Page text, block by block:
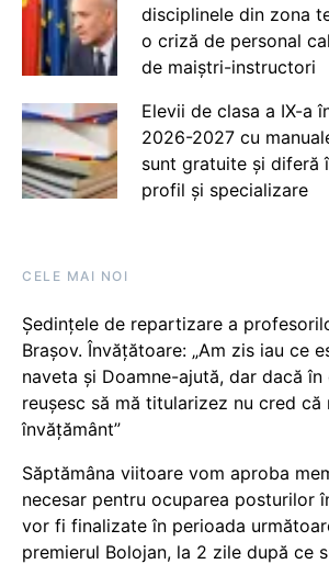
disciplinele din zona
o criză de personal
de maiștri-instructori
Elevii de clasa a IX-a
2026-2027 cu
sunt gratuite și diferă
profil și specializare
CELE MAI NOI
Ședințele de repartizare a
Brașov. Învățătoare: „Am zis iau ce
naveta și Doamne-ajută, dar dacă în
reușesc să mă titularizez nu cred că
învățământ”
Săptămâna viitoare vom aproba
necesar pentru ocuparea posturilor
vor fi finalizate în perioada
premierul Bolojan, la 2 zile după ce